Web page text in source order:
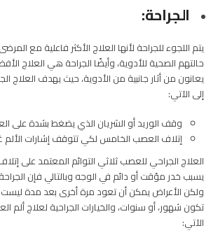
الجراحة:
يتم اللجوء للجراحة لأنها العلاج الأكثر فاعلية مع
حالتهم الصحية للأدوية، وأيضًا الجراحة هي العلاج
يعانون من أثار جانبية من الأدوية، حيث يهدف العلاج
إلى الآتي:
وقف الوريد أو الشريان الذي يضغط بشدة على
إتلاف العصب الخامس لكي تتوقف إشارات الألم
العلاج الجراحي للعصب ثلاثي التوائم المعتمد على
يسبب خدر مؤقت أو دائم في الوجه وبالتالي فإن
ولكن الأعراض يمكن أن تعود مرة أخرى بعد مدة
تكون شهور، أو سنوات، والخيارات الجراحية لعلاج
الآتي: